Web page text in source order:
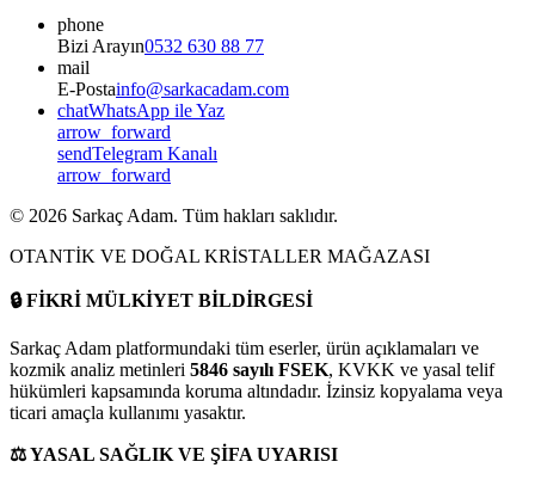
phone
Bizi Arayın0532 630 88 77
mail
E-Postainfo@sarkacadam.com
chatWhatsApp ile Yaz
arrow_forward
sendTelegram Kanalı
arrow_forward
© 2026 Sarkaç Adam. Tüm hakları saklıdır.
OTANTİK VE DOĞAL KRİSTALLER MAĞAZASI
🔒FİKRİ MÜLKİYET BİLDİRGESİ
Sarkaç Adam platformundaki tüm eserler, ürün açıklamaları ve
kozmik analiz metinleri 5846 sayılı FSEK, KVKK ve yasal telif
hükümleri kapsamında koruma altındadır. İzinsiz kopyalama veya
ticari amaçla kullanımı yasaktır.
⚖️YASAL SAĞLIK VE ŞİFA UYARISI